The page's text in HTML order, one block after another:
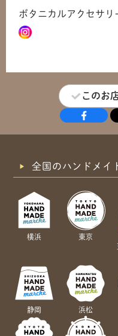
ボタニカルアクセサリ
このお
全国のハンドメイ
横浜
東京
静岡 浜松